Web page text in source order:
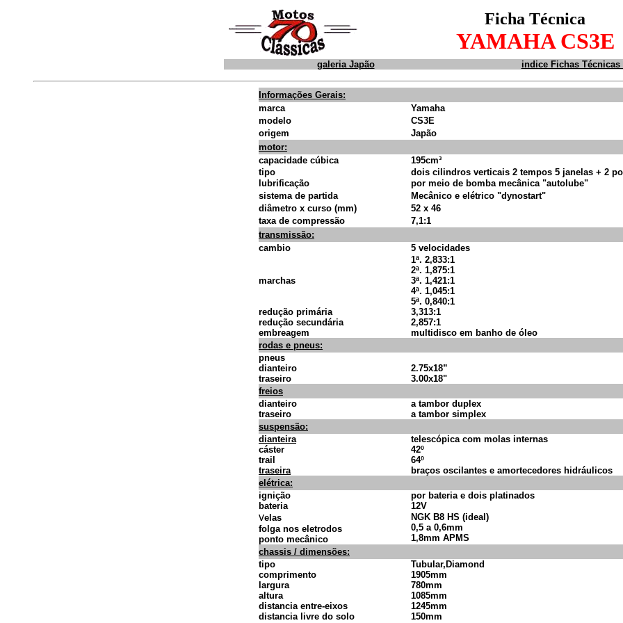
Ficha Técnica
YAMAHA CS3E
galeria Japão indice Fichas Técnicas
Informações Gerais:
marca
Yamaha
modelo
CS3E
origem
Japão
motor:
capacidade cúbica
195cm³
tipo
dois cilindros verticais 2 tempos 5 janelas + 2
lubrificação
por meio de bomba mecânica "autolube"
sistema de partida
Mecânico e elétrico "dynostart"
diâmetro x curso (mm)
52 x 46
taxa de compressão
7,1:1
transmissão:
cambio
5 velocidades
marchas
1ª. 2,833:1
2ª. 1,875:1
3ª. 1,421:1
4ª. 1,045:1
5ª. 0,840:1
redução primária
redução secundária
3,313:1
2,857:1
embreagem
multidisco em banho de óleo
rodas e pneus:
pneus
dianteiro
traseiro
2.75x18”
3.00x18"
freios
dianteiro
traseiro
a tambor duplex
a tambor simplex
suspensão:
dianteira
cáster
trail
traseira
telescópica com molas internas
42º
64º
braços oscilantes e amortecedores hidráulicos
elétrica:
ignição
por bateria e dois platinados
bateria
12V
velas
folga nos eletrodos
ponto mecânico
NGK B8 HS (ideal)
0,5 a 0,6mm
1,8mm APMS
chassis / dimensões:
tipo
comprimento
largura
altura
distancia entre-eixos
distancia livre do solo
Tubular,Diamond
1905mm
780mm
1085mm
1245mm
150mm